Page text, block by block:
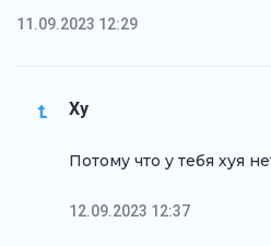
11.09.2023 12:29
Ху
Потому что у тебя хуя
12.09.2023 12:37